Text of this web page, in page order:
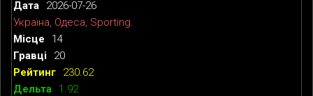
2026-07-26
Україна, Одеса, Sporting.
14
20
230.62
1.92